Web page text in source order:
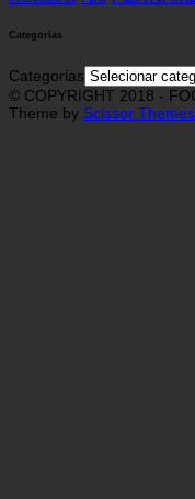
Categorias
Categorias
© COPYRIGHT 2018 -
Theme by Scissor Themes